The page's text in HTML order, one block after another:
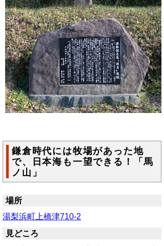
鎌倉時代には牧場があった地
で、日本海も一望できる！「馬
ノ山」
場所
湯梨浜町上橋津710-2
見どころ